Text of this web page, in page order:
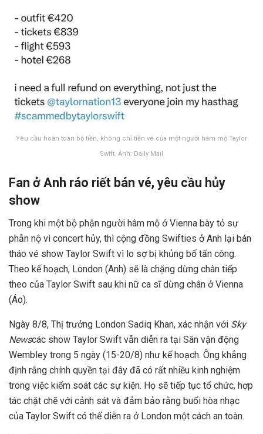
Yêu cầu hoàn toàn bộ tiền, không chỉ tiền vé của một người hâm mộ Taylor
Swift. Ảnh: Daily Mail
Fan ở Anh ráo riết bán vé, yêu cầu hủy
show
Trong khi một bộ phận người hâm mộ ở Vienna bày tỏ sự
phẫn nộ vì concert hủy, thì cộng đồng Swifties ở Anh lại bán
tháo vé show Taylor Swift vì lo sợ bị khủng bố tấn công.
Theo kế hoạch, London (Anh) sẽ là chặng dừng chân tiếp
theo của Taylor Swift sau khi nữ ca sĩ dừng chân ở Vienna
(Áo).
Ngày 8/8, Thị trưởng London Sadiq Khan, xác nhận với Sky
Newscác show Taylor Swift vẫn diễn ra tại Sân vận động
Wembley trong 5 ngày (15-20/8) như kế hoạch. Ông khẳng
định rằng chính quyền tại đây đã có rất nhiều kinh nghiệm
trong việc kiểm soát các sự kiện. Họ sẽ tiếp tục tổ chức, hợp
tác chặt chẽ với cảnh sát và đảm bảo rằng buổi hòa nhạc
của Taylor Swift có thể diễn ra ở London một cách an toàn.